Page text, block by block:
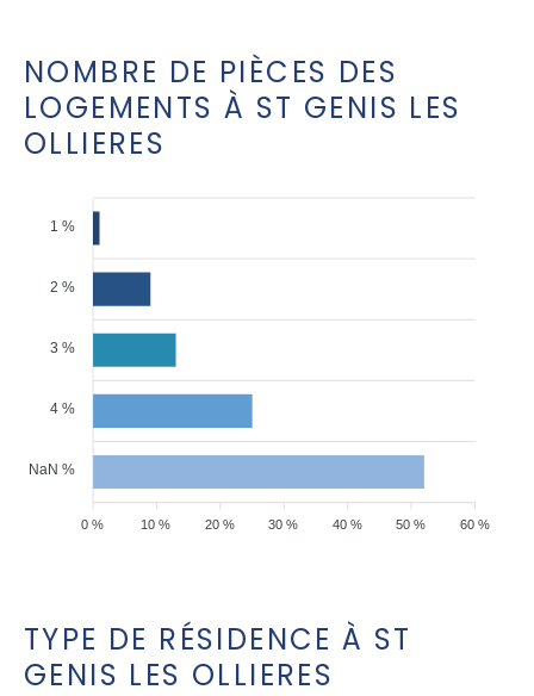
NOMBRE DE PIÈCES DES
LOGEMENTS À ST GENIS LES
OLLIERES
1 %
2 %
3 %
4 %
NaN %
60 %
50 %
40 %
30 %
20 %
10 %
0 %
TYPE DE RÉSIDENCE À ST
GENIS LES OLLIERES